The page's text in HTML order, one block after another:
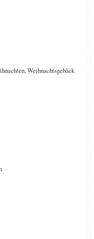
Weihnachtsgebäck